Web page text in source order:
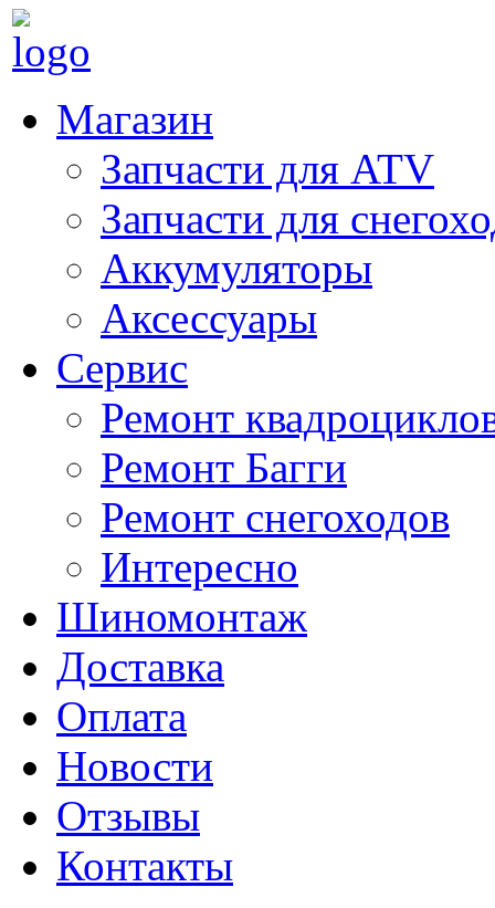
Магазин
Запчасти для ATV
Запчасти для
Аккумуляторы
Аксессуары
Сервис
Ремонт
Ремонт Багги
Ремонт снегоходов
Интересно
Шиномонтаж
Доставка
Оплата
Новости
Отзывы
Контакты